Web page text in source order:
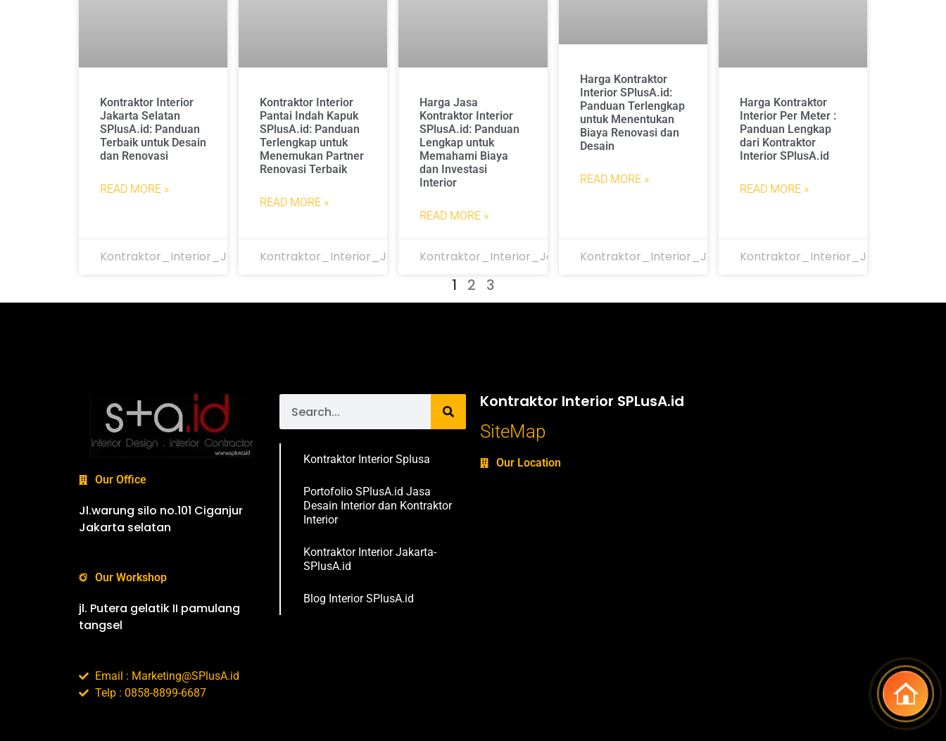
Kontraktor Interior
Jakarta Selatan
SPlusA.id: Panduan
Terbaik untuk Desain
dan Renovasi
READ MORE »
Kontraktor_Interior_Jakarta
Kontraktor Interior
Pantai Indah Kapuk
SPlusA.id: Panduan
Terlengkap untuk
Menemukan Partner
Renovasi Terbaik
READ MORE »
Kontraktor_Interior_Jakarta
Harga Jasa
Kontraktor Interior
SPlusA.id: Panduan
Lengkap untuk
Memahami Biaya
dan Investasi
Interior
READ MORE »
Kontraktor_Interior_Jakarta
Harga Kontraktor
Interior SPlusA.id:
Panduan Terlengkap
untuk Menentukan
Biaya Renovasi dan
Desain
READ MORE »
Kontraktor_Interior_Jakarta
Harga Kontraktor
Interior Per Meter :
Panduan Lengkap
dari Kontraktor
Interior SPlusA.id
READ MORE »
Kontraktor_Interior_Jakarta
1 2 3
Our Office
Jl.warung silo no.101 Ciganjur
Jakarta selatan
Our Workshop
jl. Putera gelatik II pamulang
tangsel
Email : Marketing@SPlusA.id
Telp : 0858-8899-6687
Kontraktor Interior Splusa
Portofolio SPlusA.id Jasa
Desain Interior dan Kontraktor
Interior
Kontraktor Interior Jakarta-
SPlusA.id
Blog Interior SPlusA.id
Kontraktor Interior SPLusA.id
SiteMap
Our Location